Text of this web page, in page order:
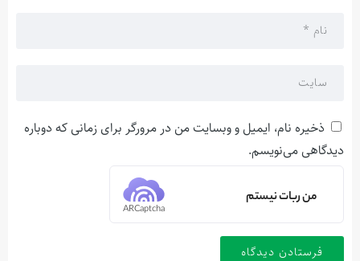
ذخیره نام، ایمیل و وبسایت من در مرورگر برای زمانی که دوباره
دیدگاهی می‌نویسم.
من ربات نیستم
ARCaptcha